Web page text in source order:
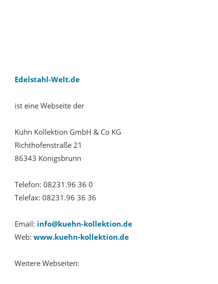
Edelstahl-Welt.de
ist eine Webseite der
Kühn Kollektion GmbH & Co KG
Richthofenstraße 21
86343 Königsbrunn
Telefon: 08231.96 36 0
Telefax: 08231.96 36 36
Email: info@kuehn-kollektion.de
Web: www.kuehn-kollektion.de
Weitere Webseiten: